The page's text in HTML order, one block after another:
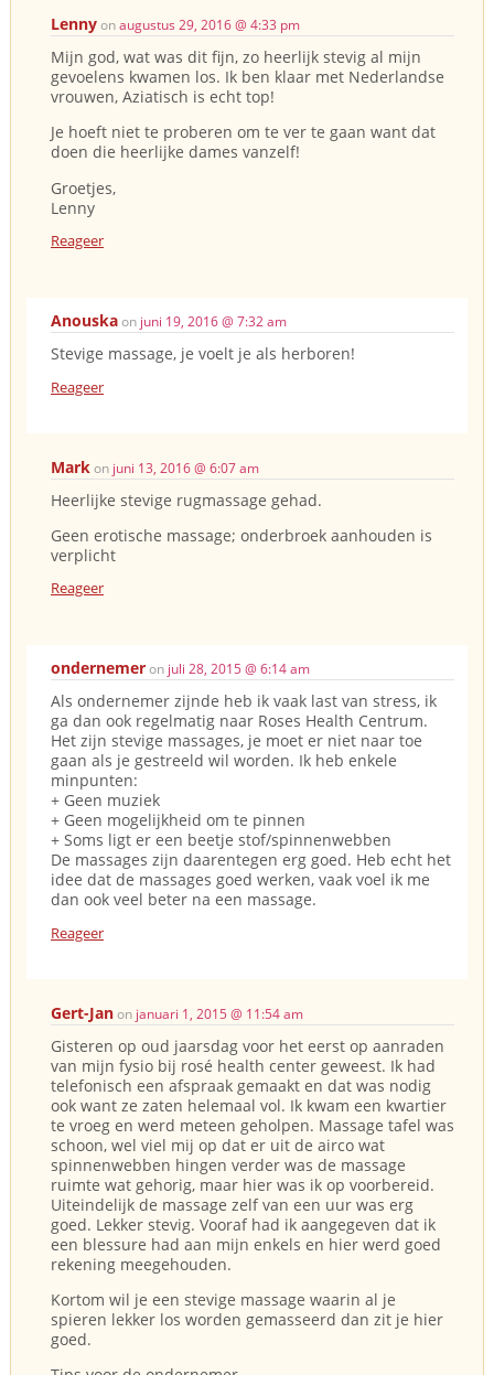
Lennyonaugustus 29, 2016 @ 4:33 pm
Mijn god, wat was dit fijn, zo heerlijk stevig al mijn
gevoelens kwamen los. Ik ben klaar met Nederlandse
vrouwen, Aziatisch is echt top!
Je hoeft niet te proberen om te ver te gaan want dat
doen die heerlijke dames vanzelf!
Groetjes,
Lenny
Reageer
Anouskaon juni 19, 2016 @ 7:32 am
Stevige massage, je voelt je als herboren!
Reageer
Markon juni 13, 2016 @ 6:07 am
Heerlijke stevige rugmassage gehad.
Geen erotische massage; onderbroek aanhouden is
verplicht
Reageer
ondernemeron juli 28, 2015 @ 6:14 am
Als ondernemer zijnde heb ik vaak last van stress, ik
ga dan ook regelmatig naar Roses Health Centrum.
Het zijn stevige massages, je moet er niet naar toe
gaan als je gestreeld wil worden. Ik heb enkele
minpunten:
+ Geen muziek
+ Geen mogelijkheid om te pinnen
+ Soms ligt er een beetje stof/spinnenwebben
De massages zijn daarentegen erg goed. Heb echt het
idee dat de massages goed werken, vaak voel ik me
dan ook veel beter na een massage.
Reageer
Gert-Janon januari 1, 2015 @ 11:54 am
Gisteren op oud jaarsdag voor het eerst op aanraden
van mijn fysio bij rosé health center geweest. Ik had
telefonisch een afspraak gemaakt en dat was nodig
ook want ze zaten helemaal vol. Ik kwam een kwartier
te vroeg en werd meteen geholpen. Massage tafel was
schoon, wel viel mij op dat er uit de airco wat
spinnenwebben hingen verder was de massage
ruimte wat gehorig, maar hier was ik op voorbereid.
Uiteindelijk de massage zelf van een uur was erg
goed. Lekker stevig. Vooraf had ik aangegeven dat ik
een blessure had aan mijn enkels en hier werd goed
rekening meegehouden.
Kortom wil je een stevige massage waarin al je
spieren lekker los worden gemasseerd dan zit je hier
goed.